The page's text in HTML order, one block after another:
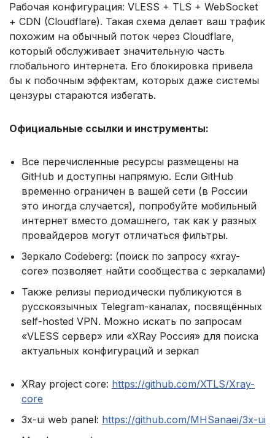
Рабочая конфигурация: VLESS + TLS + WebSocket
+ CDN (Cloudflare). Такая схема делает ваш трафик
похожим на обычный поток через Cloudflare,
который обслуживает значительную часть
глобального интернета. Его блокировка привела
бы к побочным эффектам, которых даже системы
цензуры стараются избегать.
Официальные ссылки и инструменты:
Все перечисленные ресурсы размещены на
GitHub и доступны напрямую. Если GitHub
временно ограничен в вашей сети (в России
это иногда случается), попробуйте мобильный
интернет вместо домашнего, так как у разных
провайдеров могут отличаться фильтры.
Зеркало Codeberg: (поиск по запросу «xray-
core» позволяет найти сообщества с зеркалами)
Также релизы периодически публикуются в
русскоязычных Telegram-каналах, посвящённых
self-hosted VPN. Можно искать по запросам
«VLESS сервер» или «XRay Россия» для поиска
актуальных конфигураций и зеркал
XRay project core: https://github.com/XTLS/Xray-
core
3x-ui web panel: https://github.com/MHSanaei/3x-ui